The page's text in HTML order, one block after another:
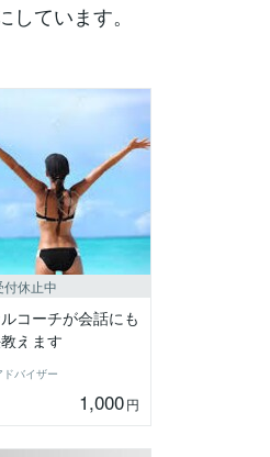
ています。
付休止中
コーチが会話にも
えます
バイザー
1,000円